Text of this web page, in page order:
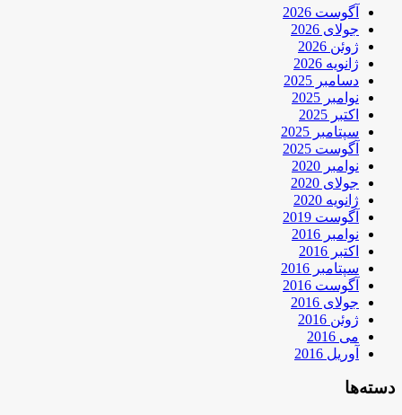
آگوست 2026
جولای 2026
ژوئن 2026
ژانویه 2026
دسامبر 2025
نوامبر 2025
اکتبر 2025
سپتامبر 2025
آگوست 2025
نوامبر 2020
جولای 2020
ژانویه 2020
آگوست 2019
نوامبر 2016
اکتبر 2016
سپتامبر 2016
آگوست 2016
جولای 2016
ژوئن 2016
می 2016
آوریل 2016
دسته‌ها